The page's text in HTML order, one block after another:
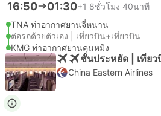
16:50 01:30+1 8ชั่วโมง 40นาที
TNA ท่าอากาศยานจี่หนาน
ต่อรถด้วยตัวเอง | เที่ยวบิน+เที่ยวบิน
KMG ท่าอากาศยานคุนหมิง
ชั้นประหยัด | เที่ย
China Eastern Airlines